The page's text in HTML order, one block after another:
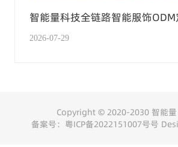
智能量科技全链路智能服饰
家电品牌
2026-07-29
Copyright © 2020-2030 智能量
备案号： 粤ICP备2022151007号号